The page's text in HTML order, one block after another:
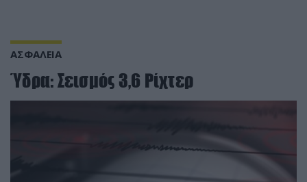
ΑΣΦΑΛΕΙΑ
Ύδρα: Σεισμός 3,6 Ρίχτερ